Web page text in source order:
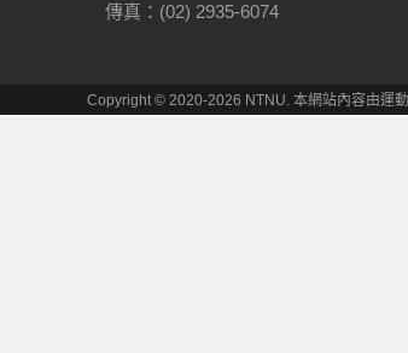
傳真：(02) 2935-6074
Copyright © 2020-2026 NTNU. 本網站內容由運